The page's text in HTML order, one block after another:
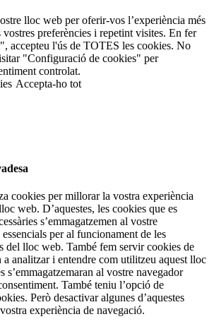
lloc web per oferir-vos l’experiència més
preferències i repetint visites. En fer
accepteu l'ús de TOTES les cookies. No
"Configuració de cookies" per
controlat.
Accepta-ho tot
cookies per millorar la vostra experiència
web. D’aquestes, les cookies que es
s’emmagatzemen al vostre
per al funcionament de les
del lloc web. També fem servir cookies de
a analitzar i entendre com utilitzeu aquest lloc
s’emmagatzemaran al vostre navegador
També teniu l’opció de
Però desactivar algunes d’aquestes
experiència de navegació.